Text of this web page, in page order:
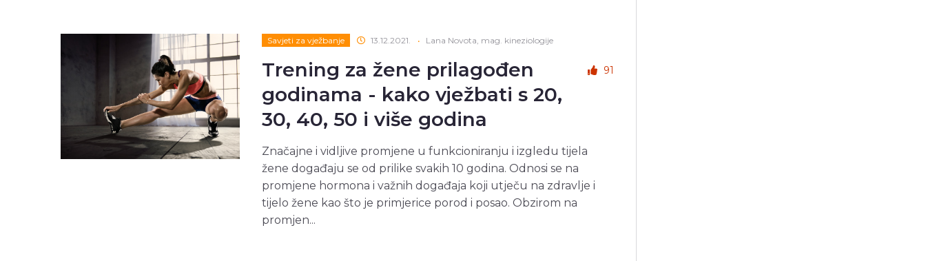
Savjeti za vježbanje 13.12.2021. • Lana Novota, mag. kineziologije
Trening za žene prilagođen
godinama - kako vježbati s 20,
30, 40, 50 i više godina
91
Značajne i vidljive promjene u funkcioniranju i izgledu tijela
žene događaju se od prilike svakih 10 godina. Odnosi se na
promjene hormona i važnih događaja koji utječu na zdravlje i
tijelo žene kao što je primjerice porod i posao. Obzirom na
promjen...